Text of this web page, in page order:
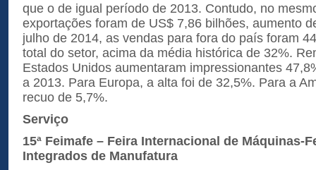
que o de igual período de 2013. Contudo, no
exportações foram de US$ 7,86 bilhões, aumento
julho de 2014, as vendas para fora do país foram
total do setor, acima da média histórica de 32%.
Estados Unidos aumentaram impressionantes
a 2013. Para Europa, a alta foi de 32,5%. Para a
recuo de 5,7%.
Serviço
15ª Feimafe – Feira Internacional de Máquinas-
Integrados de Manufatura